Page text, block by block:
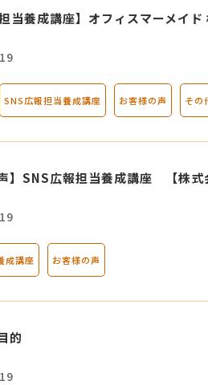
当養成講座】オフィスマーメイ
SNS広報担当養成講座 お客様の声 その
声】SNS広報担当養成講座 【株
成講座 お客様の声
的